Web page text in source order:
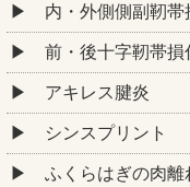
内・外側側副靭帯
前・後十字靭帯損
アキレス腱炎
シンスプリント
ふくらはぎの肉離